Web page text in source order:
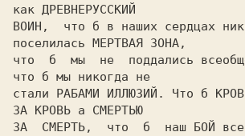
как ДРЕВHЕРУССКИЙ
ВОИН,  что б в наших сердцах
поселилась МЕРТВАЯ ЗОНА,
что  б  мы  не  поддались
что б мы никогда не
стали РАБАМИ ИЛЛЮЗИЙ. Что б
ЗА КРОВЬ а СМЕРТЬЮ
ЗА  СМЕРТЬ,  что  б  наш БОЙ